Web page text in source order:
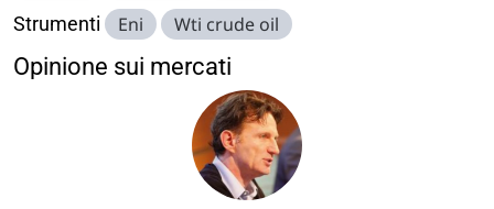
Strumenti Eni Wti crude oil
Opinione sui mercati